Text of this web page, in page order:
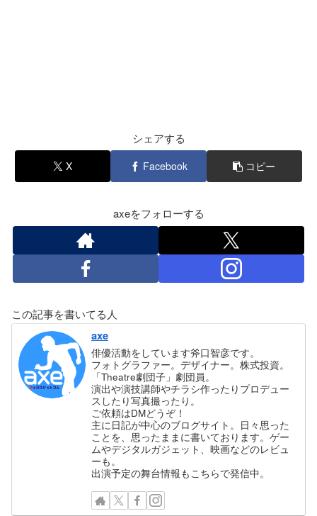
シェアする
X Facebook コピー
axeをフォローする
この記事を書いてる人
axe
俳優活動をしています斧口智彦です。
フォトグラファー。デザイナー。株式投資。
「Theatre劇団子」劇団員。
演出や演技講師やチラシ作ったりプロデュー
スしたり写真撮ったり。
ご依頼はDMどうぞ！
主に日記が中心のブログサイト。日々思った
ことを、思ったままに書いております。ゲー
ムやデジタルガジェット、映画などのレビュ
ーも。
出演予定の舞台情報もこちらで発信中。